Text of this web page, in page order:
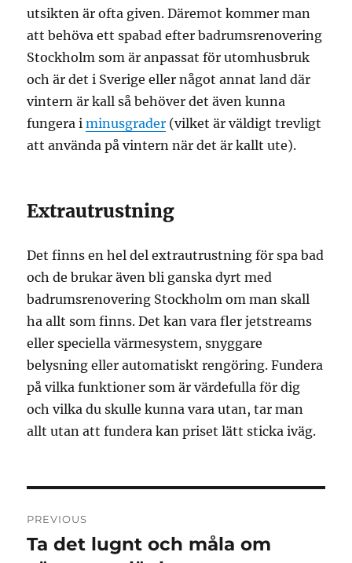
utsikten är ofta given. Däremot kommer man
att behöva ett spabad efter badrumsrenovering
Stockholm som är anpassat för utomhusbruk
och är det i Sverige eller något annat land där
vintern är kall så behöver det även kunna
fungera iminusgrader (vilket är väldigt trevligt
att använda på vintern när det är kallt ute).
Extrautrustning
Det finns en hel del extrautrustning för spa bad
och de brukar även bli ganska dyrt med
badrumsrenovering Stockholm om man skall
ha allt som finns. Det kan vara fler jetstreams
eller speciella värmesystem, snyggare
belysning eller automatiskt rengöring. Fundera
på vilka funktioner som är värdefulla för dig
och vilka du skulle kunna vara utan, tar man
allt utan att fundera kan priset lätt sticka iväg.
navigation
PREVIOUS
Previous
Ta det lugnt och måla om